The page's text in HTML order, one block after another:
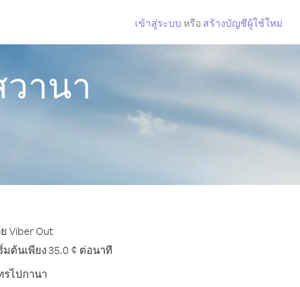
เข้าสู่ระบบ หรือ สร้างบัญชีผู้ใช้ใหม่
านา
Viber Out
ต้นเพียง 35.0 ¢ ต่อนาที
ไปกานา